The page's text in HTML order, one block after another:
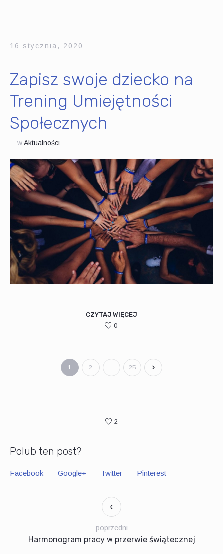
16 stycznia, 2020
Zapisz swoje dziecko na
Trening Umiejętności
Społecznych
wAktualności
CZYTAJ WIĘCEJ
0
1 2 25
2
Polub ten post?
Facebook Google+ Twitter Pinterest
Harmonogram pracy w przerwie świątecznej
poprzedni